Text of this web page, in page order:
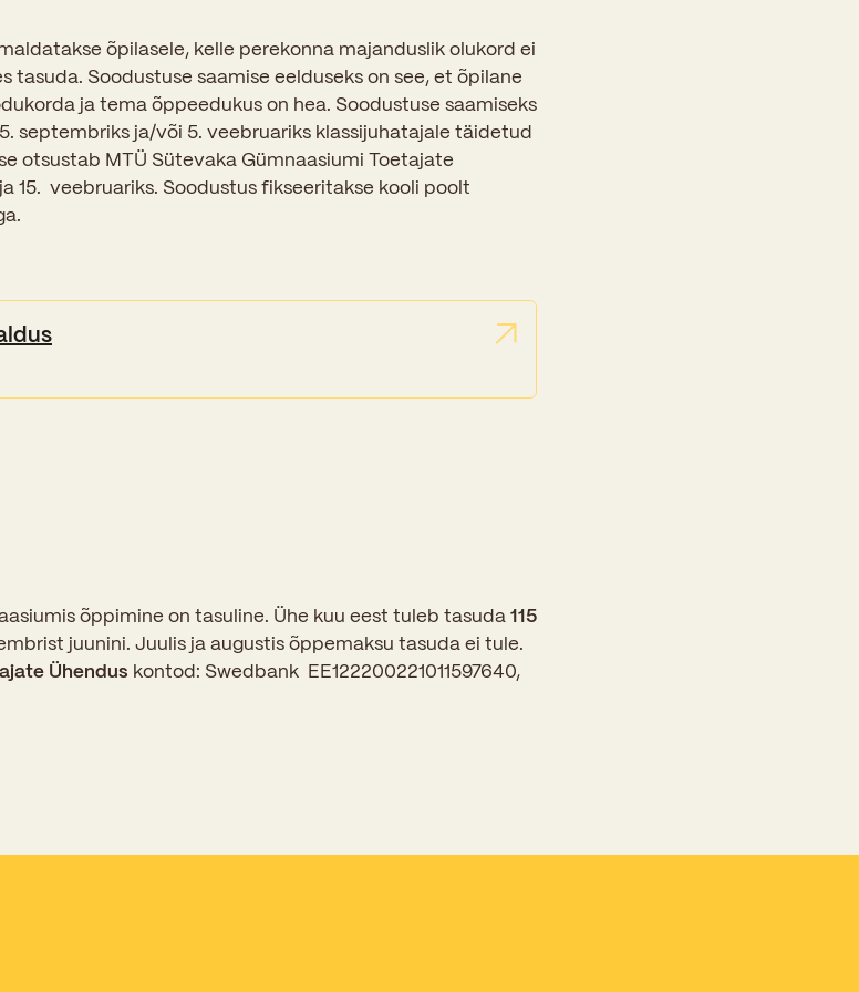
Õppesisu ülekandmine
Aastatöö
Loovtöö
Rahvusvahelised projektid
Töötajad
Vilistlased
Medalid
Kooli aumärgid
Nõukogu ja õppenõukogu
Raamatukogu
Miks Sütevaka?
Stipendiumid
Õppemaksusoodustused
In English
Videod Galeriid
õpilasele, kelle perekonna majanduslik olukord ei
tasuda. Soodustuse saamise eelduseks on see, et õpilane
ja tema õppeedukus on hea. Soodustuse saamiseks
septembriks ja/või 5. veebruariks klassijuhatajale täidetud
otsustab MTÜ Sütevaka Gümnaasiumi Toetajate
15. veebruariks. Soodustus fikseeritakse kooli poolt
õppimine on tasuline. Ühe kuu eest tuleb tasuda115
juunini. Juulis ja augustis õppemaksu tasuda ei tule.
Ühendus kontod: Swedbank EE122200221011597640,